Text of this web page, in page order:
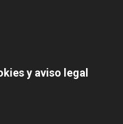
y aviso legal